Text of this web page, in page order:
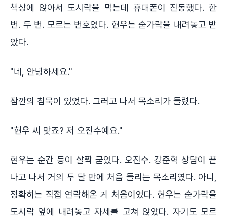
책상에 앉아서 도시락을 먹는데 휴대폰이 진동했다. 한
번. 두 번. 모르는 번호였다. 현우는 숟가락을 내려놓고 받
았다.
"네, 안녕하세요."
잠깐의 침묵이 있었다. 그러고 나서 목소리가 들렸다.
"현우 씨 맞죠? 저 오진수예요."
현우는 순간 등이 살짝 굳었다. 오진수. 강준혁 상담이 끝
나고 나서 거의 두 달 만에 처음 들리는 목소리였다. 아니,
정확히는 직접 연락해온 게 처음이었다. 현우는 숟가락을
도시락 옆에 내려놓고 자세를 고쳐 앉았다. 자기도 모르